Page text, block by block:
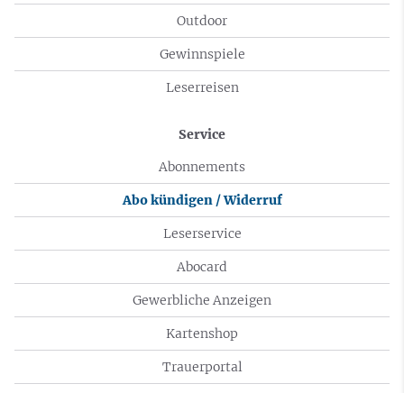
Outdoor
Gewinnspiele
Leserreisen
Service
Abonnements
Abo kündigen / Widerruf
Leserservice
Abocard
Gewerbliche Anzeigen
Kartenshop
Trauerportal